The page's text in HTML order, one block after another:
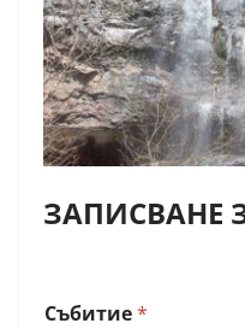
ЗАПИСВАНЕ
Събитие*